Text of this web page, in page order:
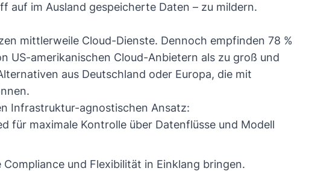
auf im Ausland gespeicherte Daten – zu mildern.
mittlerweile Cloud-Dienste. Dennoch empfinden 78 %
US-amerikanischen Cloud-Anbietern als zu groß und
aus Deutschland oder Europa, die mit
Infrastruktur-agnostischen Ansatz:
für maximale Kontrolle über Datenflüsse und Modell
und Flexibilität in Einklang bringen.